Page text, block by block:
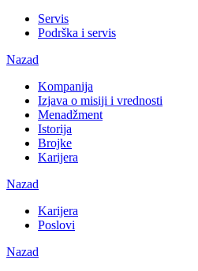
Servis
Podrška i servis
Nazad
Kompanija
Izjava o misiji i vrednosti
Menadžment
Istorija
Brojke
Karijera
Nazad
Karijera
Poslovi
Nazad